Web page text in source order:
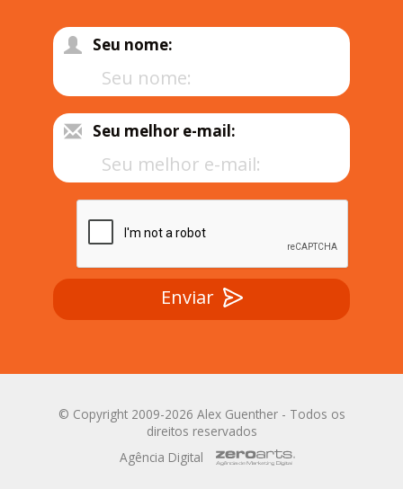
Seu nome:
Seu melhor e-mail:
Enviar
© Copyright 2009-2026 Alex Guenther - Todos os
direitos reservados
Agência Digital